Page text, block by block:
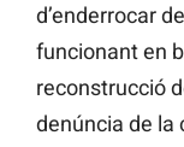
d’enderrocar
funcionant en
reconstrucció
denúncia de la